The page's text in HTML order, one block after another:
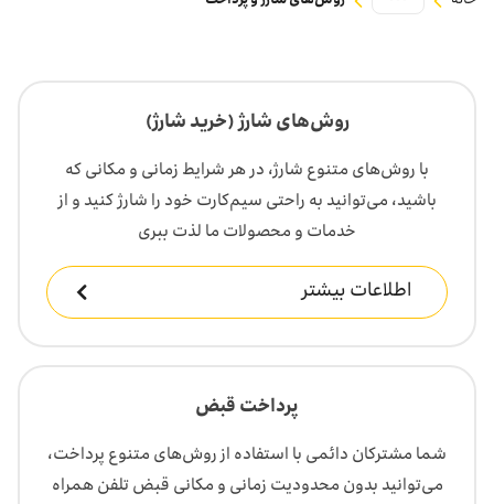
EN
روش‌های شارژ (خرید شارژ)
با روش‌های متنوع شارژ، در هر شرایط زمانی و مکانی که
باشید، می‌توانید به راحتی سیم‌کارت خود را شارژ کنید و از
خدمات و محصولات ما لذت ببری
اطلاعات بیشتر
پرداخت قبض
شما مشترکان دائمی با استفاده از روش‌های متنوع پرداخت،
می‌توانید بدون محدودیت زمانی و مکانی قبض تلفن همراه